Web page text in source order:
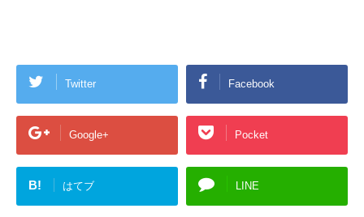
Twitter Facebook
Google+ Pocket
B! はてブ LINE